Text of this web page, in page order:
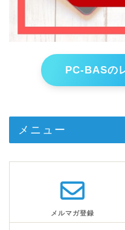
PC-BASの
メニュー
メルマガ登録